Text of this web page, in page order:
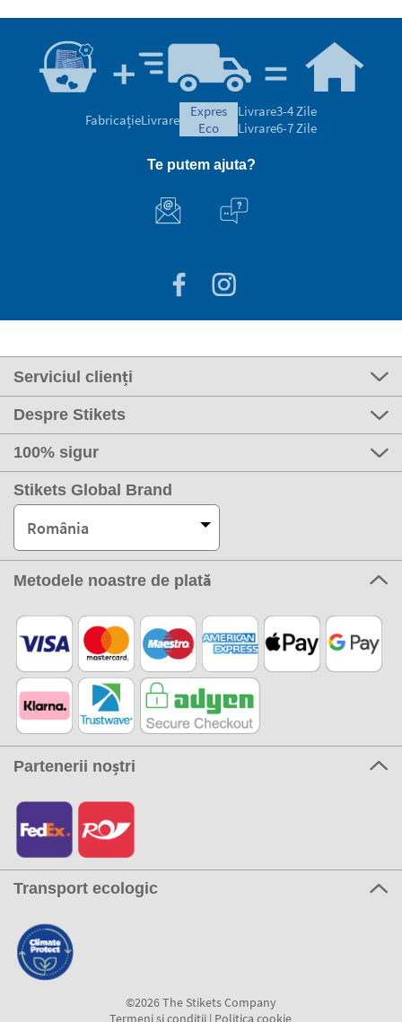
FabricațieLivrare
expres
eco
Livrare3-4 Zile
Livrare6-7 Zile
Te putem ajuta?
Serviciul clienți
Despre Stikets
100% sigur
Stikets Global Brand
România
Metodele noastre de plată
Partenerii noștri
Transport ecologic
©2026 The Stikets Company